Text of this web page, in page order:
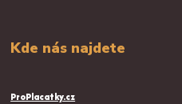
Kde nás najdete
ProPlacatky.cz